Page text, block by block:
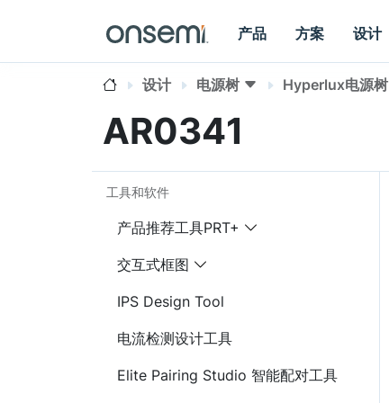
产品 方案 设计
设计 电源树 Hyperlux电源树
AR0341
工具和软件
产品推荐工具PRT+
交互式框图
IPS Design Tool
电流检测设计工具
Elite Pairing Studio 智能配对工具